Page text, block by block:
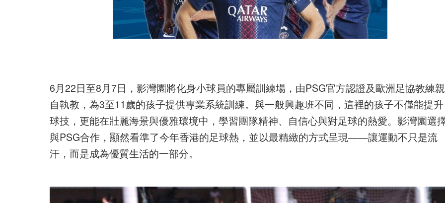
6月22日至8月7日，影灣園將化身小球員的專屬訓練場，由PSG官方認證及歐洲足協教練親
自執教，為3至11歲的孩子提供專業系統訓練。與一般興趣班不同，這裡的孩子不僅能提升
球技，更能在壯麗海景與優雅環境中，學習團隊精神、自信心與對足球的熱愛。影灣園選
與PSG合作，顯然看準了今年香港的足球熱，並以最精緻的方式呈現——讓運動不只是流
汗，而是成為優質生活的一部分。